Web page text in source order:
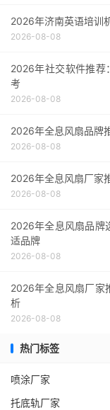
2026年济南英语培训
2026-08-08
2026年社交软件推荐
考
2026-08-08
2026年全息风扇品牌
2026-08-08
2026年全息风扇厂家
2026-08-08
2026年全息风扇品牌
适品牌
2026-08-08
2026年全息风扇厂家
析
2026-08-08
热门标签
喷涂厂家
托底轨厂家